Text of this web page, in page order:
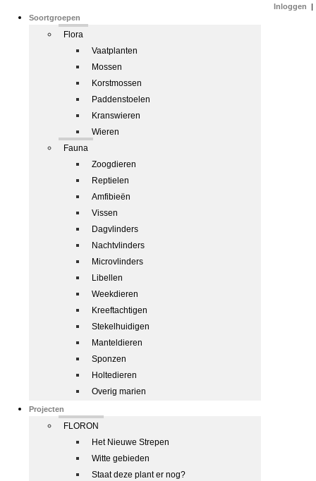
Soortgroepen
Flora
Vaatplanten
Mossen
Korstmossen
Paddenstoelen
Kranswieren
Wieren
Fauna
Zoogdieren
Reptielen
Amfibieën
Vissen
Dagvlinders
Nachtvlinders
Microvlinders
Libellen
Weekdieren
Kreeftachtigen
Stekelhuidigen
Manteldieren
Sponzen
Holtedieren
Overig marien
Projecten
FLORON
Het Nieuwe Strepen
Witte gebieden
Staat deze plant er nog?
Inloggen |